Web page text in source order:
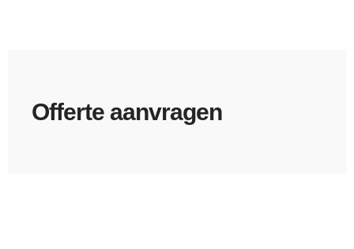
Offerte aanvragen